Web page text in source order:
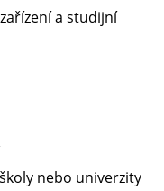
a studijní
nebo univerzity